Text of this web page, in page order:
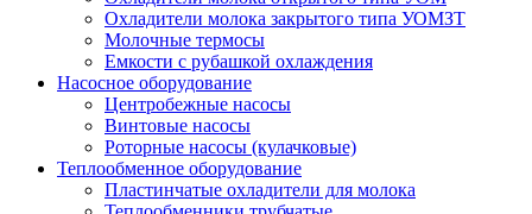
Охладители молока закрытого типа УОМЗТ
Молочные термосы
Емкости с рубашкой охлаждения
Насосное оборудование
Центробежные насосы
Винтовые насосы
Роторные насосы (кулачковые)
Теплообменное оборудование
Пластинчатые охладители для молока